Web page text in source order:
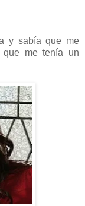
y sabía que me
me tenía un